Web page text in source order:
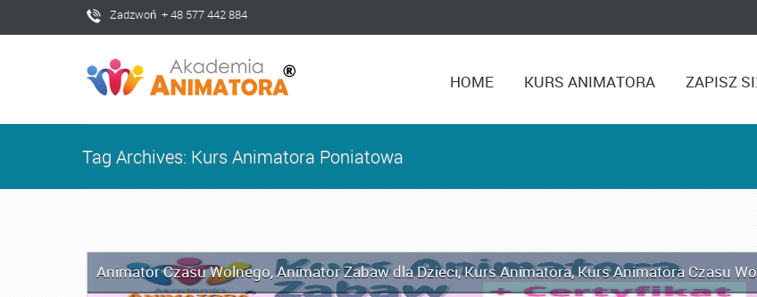
Zadzwoń + 48 577 442 884
HOME KURS ANIMATORA ZAPISZ
Tag Archives: Kurs Animatora Poniatowa
Animator Czasu Wolnego,Animator Zabaw dla Dzieci,Kurs Animatora,Kurs Animatora Czasu